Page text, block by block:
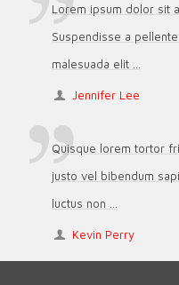
Lorem ipsum dolor sit
Suspendisse a
malesuada elit ...
Jennifer Lee
Quisque lorem tortor
justo vel bibendum
luctus non ...
Kevin Perry